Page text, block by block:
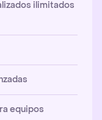
ilimitados
equipos